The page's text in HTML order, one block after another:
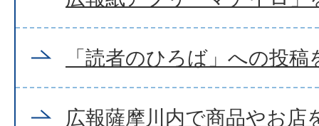
「読者のひろば」への投
広報薩摩川内で商品やお店